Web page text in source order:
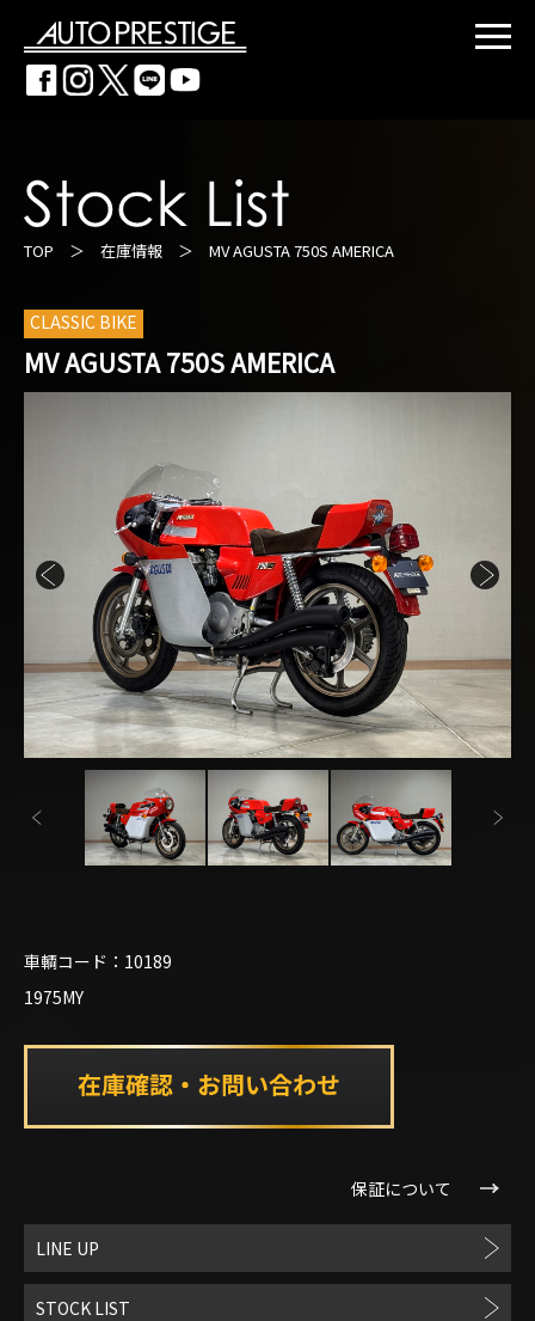
TOP ＞ 在庫情報 ＞ MV AGUSTA 750S AMERICA
CLASSIC BIKE
MV AGUSTA 750S AMERICA
車輌コード：10189
1975MY
保証について
LINE UP
STOCK LIST